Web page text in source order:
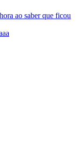
ao saber que ficou